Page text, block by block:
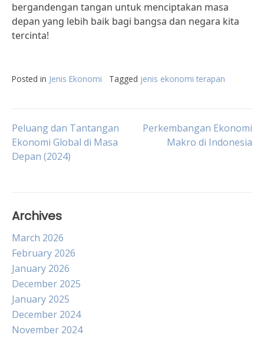
bergandengan tangan untuk menciptakan masa
depan yang lebih baik bagi bangsa dan negara kita
tercinta!
Posted in Jenis Ekonomi Tagged jenis ekonomi terapan
Post
navigation
Peluang dan Tantangan
Ekonomi Global di Masa
Depan (2024)
Perkembangan Ekonomi
Makro di Indonesia
Archives
March 2026
February 2026
January 2026
December 2025
January 2025
December 2024
November 2024